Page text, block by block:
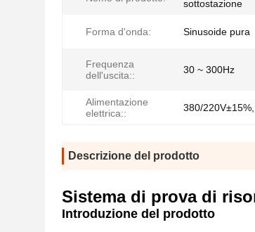
sottostazione
Forma d'onda: Sinusoide pura
Frequenza
dell'uscita::
30 ~ 300Hz
Alimentazione
elettrica::
380/
Descrizione del prodotto
Sistema di prova di
Introduzione del prodotto